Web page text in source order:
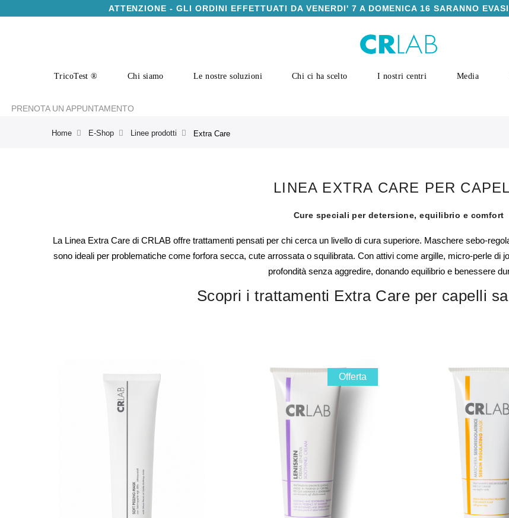
ATTENZIONE - GLI ORDINI EFFETTUATI DA VENERDI' 7 A DOMENICA 16 SARANNO
TricoTest ® Chi siamo Le nostre soluzioni Chi ci ha scelto I nostri centri Media
PRENOTA UN APPUNTAMENTO
Home E-Shop Linee prodotti Extra Care
LINEA EXTRA CARE PER
Cure speciali per detersione, equilibrio e comfort
La Linea Extra Care di CRLAB offre trattamenti pensati per chi cerca un livello di cura superiore. Maschere sebo-
sono ideali per problematiche come forfora secca, cute arrossata o squilibrata. Con attivi come argille, micro-perle di
profondità senza aggredire, donando equilibrio e benessere
Scopri i trattamenti Extra Care per capelli
Offerta